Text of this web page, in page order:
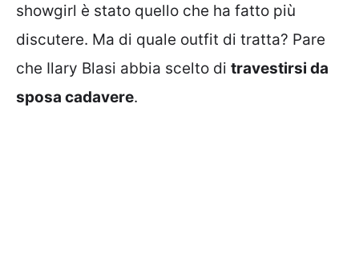
showgirl è stato quello che ha fatto più
discutere. Ma di quale outfit di tratta? Pare
che Ilary Blasi abbia scelto di travestirsi da
sposa cadavere.